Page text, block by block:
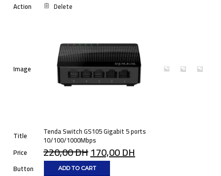
Action Delete
Image
Title Tenda Switch GS105 Gigabit 5 ports
10/100/1000Mbps
Price
220,00DH170,00DH
Button ADD TO CART